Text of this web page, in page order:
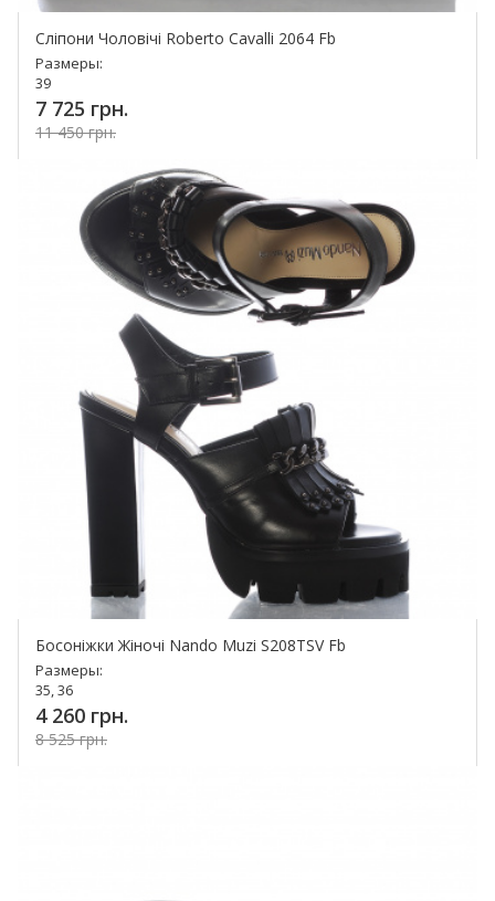
Сліпони Чоловічі Roberto Cavalli 2064 Fb
Размеры:
39
7 725 грн.
11 450 грн.
Купить!
Босоніжки Жіночі Nando Muzi S208TSV Fb
Размеры:
35, 36
4 260 грн.
8 525 грн.